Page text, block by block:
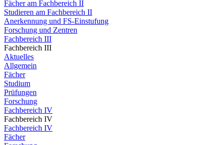
Fächer am Fachbereich II
Studieren am Fachbereich II
Anerkennung und FS-Einstufung
Forschung und Zentren
Fachbereich III
Fachbereich III
Aktuelles
Allgemein
Fächer
Studium
Prüfungen
Forschung
Fachbereich IV
Fachbereich IV
Fachbereich IV
Fächer